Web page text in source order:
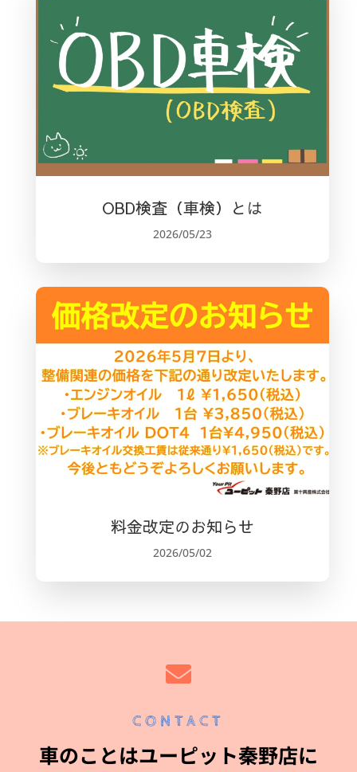
OBD検査（車検）とは
2026/05/23
料金改定のお知らせ
2026/05/02

CONTACT
車のことはユーピット秦野店に